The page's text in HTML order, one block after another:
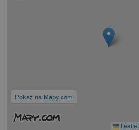
Pokaż na Mapy.com
Leaflet